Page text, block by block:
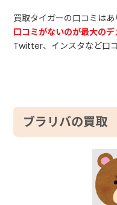
買取タイガーの口コミはあ
口コミがないのが最大のデ
Twitter、インスタなど口
ブラリバの買取